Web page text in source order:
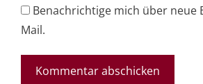
Benachrichtige mich über neue
Mail.